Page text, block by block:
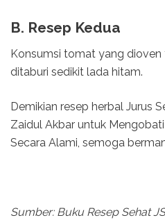
B. Resep Kedua
Konsumsi tomat yang dioven
ditaburi sedikit lada hitam.
Demikian resep herbal Jurus
Zaidul Akbar untuk
Secara Alami, semoga
Sumber: Buku Resep Sehat